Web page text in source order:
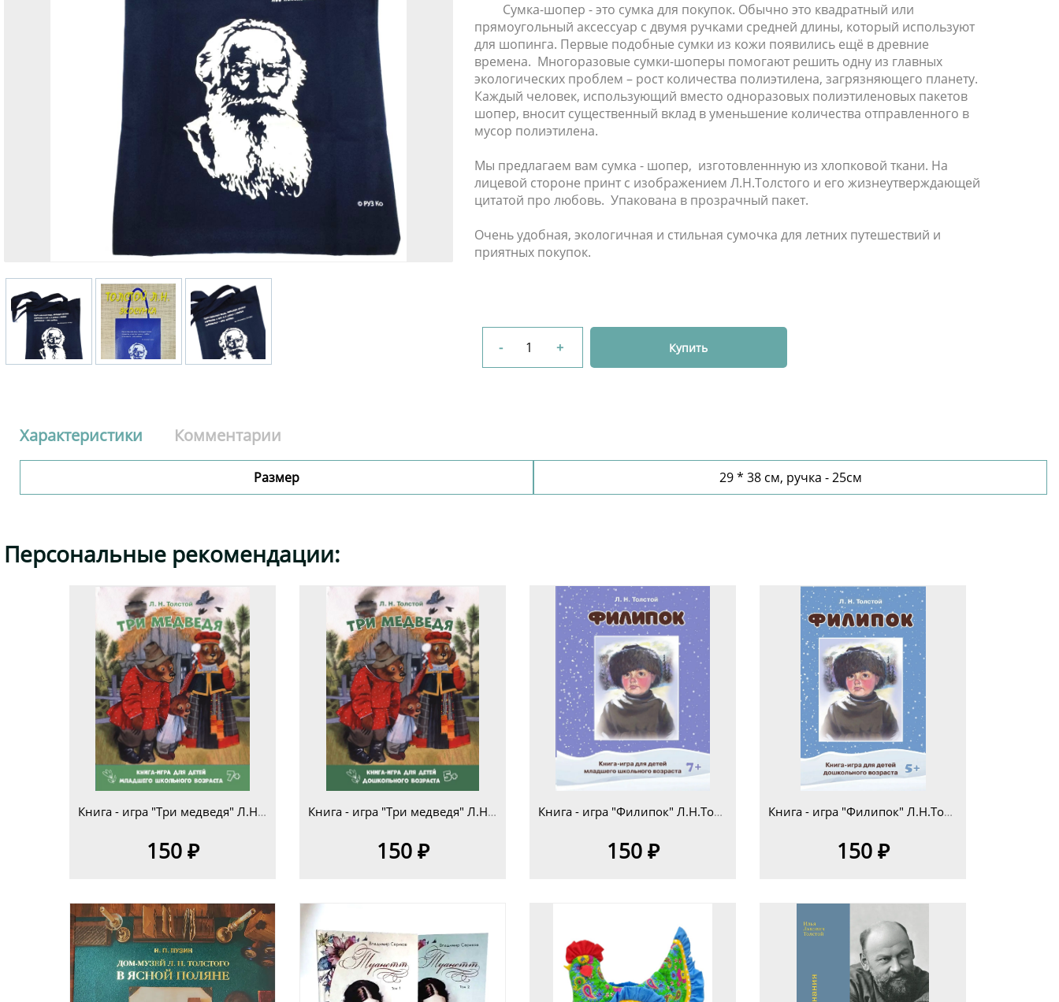
Сумка-шопер - это сумка для покупок. Обычно это квадратный или
прямоугольный аксессуар с двумя ручками средней длины, который используют
для шопинга. Первые подобные сумки из кожи появились ещё в древние
времена. Многоразовые сумки-шоперы помогают решить одну из главных
экологических проблем – рост количества полиэтилена, загрязняющего планету.
Каждый человек, использующий вместо одноразовых полиэтиленовых пакетов
шопер, вносит существенный вклад в уменьшение количества отправленного в
мусор полиэтилена.
Мы предлагаем вам сумка - шопер, изготовленннуюиз хлопковой ткани. На
лицевой стороне принт с изображением Л.Н.Толстого и его жизнеутверждающей
цитатой про любовь. Упакована в прозрачный пакет.
Очень удобная, экологичная и стильная сумочка для летних путешествий и
приятных покупок.
- + Купить
Характеристики Комментарии
Размер 29 * 38 см, ручка - 25см
Персональные рекомендации:
Книга - игра "Три медведя" Л.Н.Толстой для детей младшего школьного возраста 7+
150 ₽
Книга - игра "Три медведя" Л.Н.Толстой для детей дошкольного возраста 5+
150 ₽
Книга - игра "Филипок" Л.Н.Толстой для детей младшего школьного возраста 7+
150 ₽
Книга - игра "Филипок" Л.Н.Толстой для детей дошкольного возраста 5+
150 ₽